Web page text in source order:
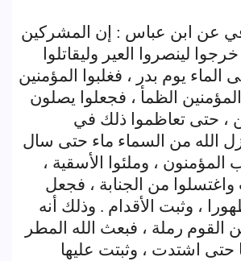
عن ابن عباس : إن المشركين
لينصروا العير وليقاتلوا
الماء يوم بدر ، فغلبوا المؤمنين
الظمأ ، فجعلوا يصلون
، حتى تعاظموا ذلك في
الله من السماء ماء حتى سال
المؤمنون ، وملئوا الأسقية ،
من الجنابة ، فجعل
، وثبت الأقدام . وذلك أنه
القوم رملة ، فبعث الله المطر
حتى اشتدت ، وثبتت عليها